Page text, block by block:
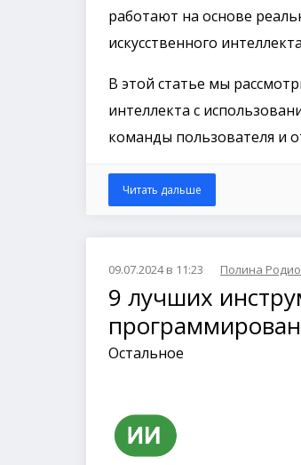
работают на основе
искусственного
В этой статье мы
интеллекта с
команды пользователя и
Читать дальше
09.07.2024 в 11:23 Полина
9 лучших
Остальное